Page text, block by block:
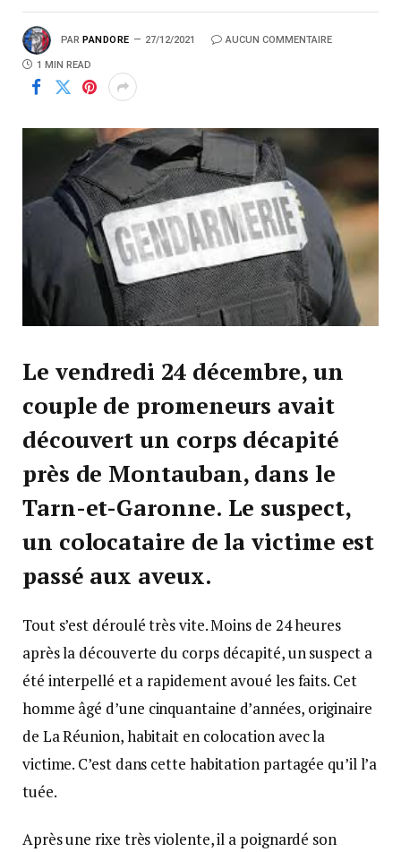
PAR PANDORE 27/12/2021 AUCUN COMMENTAIRE
1 MIN READ
Le vendredi 24 décembre, un
couple de promeneurs avait
découvert un corps décapité
près de Montauban, dans le
Tarn-et-Garonne. Le suspect,
un colocataire de la victime est
passé aux aveux.
Tout s’est déroulé très vite. Moins de 24 heures
après la découverte du corps décapité, un suspect a
été interpellé et a rapidement avoué les faits. Cet
homme âgé d’une cinquantaine d’années, originaire
de La Réunion, habitait en colocation avec la
victime. C’est dans cette habitation partagée qu’il l’a
tuée.
Après une rixe très violente, il a poignardé son